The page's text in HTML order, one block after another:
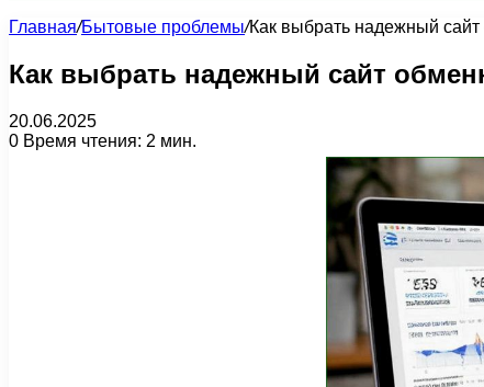
Главная/Бытовые проблемы/Как выбрать надежный
Как выбрать надежный сайт
20.06.2025
0 Время чтения: 2 мин.